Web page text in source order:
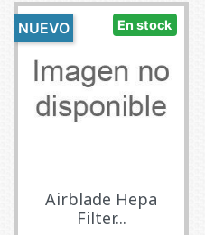
En stock
Airblade Hepa
Filter...
NUEVO